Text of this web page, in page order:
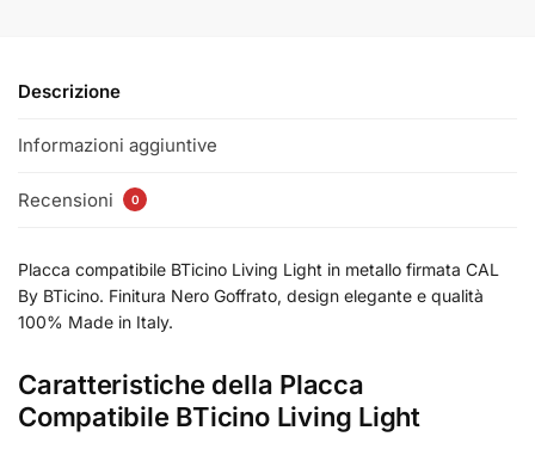
Descrizione
Informazioni aggiuntive
Recensioni 0
Placca compatibile BTicino Living Light in metallo firmata CAL
By BTicino. Finitura Nero Goffrato, design elegante e qualità
100% Made in Italy.
Caratteristiche della Placca
Compatibile BTicino Living Light